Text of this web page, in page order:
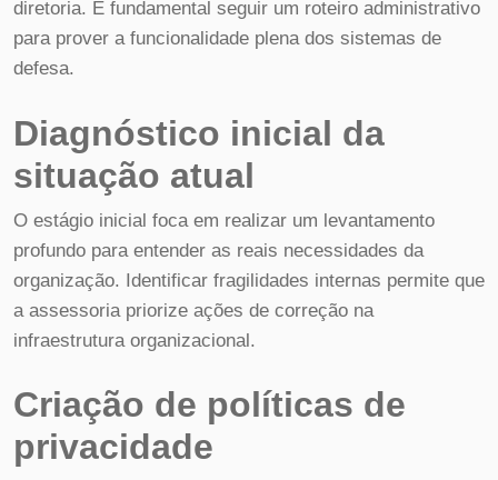
diretoria. É fundamental seguir um roteiro administrativo
para prover a funcionalidade plena dos sistemas de
defesa.
Diagnóstico inicial da
situação atual
O estágio inicial foca em realizar um levantamento
profundo para entender as reais necessidades da
organização. Identificar fragilidades internas permite que
a assessoria priorize ações de correção na
infraestrutura organizacional.
Criação de políticas de
privacidade